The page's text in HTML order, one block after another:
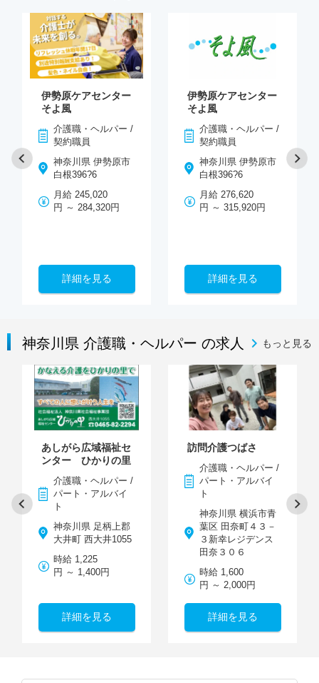
伊勢原ケアセンター
そよ風
介護職・ヘルパー /
契約職員
神奈川県 伊勢原市
白根396?6
月給 245,020
円 ～ 284,320円
詳細を見る
伊勢原ケアセンター
そよ風
介護職・ヘルパー /
契約職員
神奈川県 伊勢原市
白根396?6
月給 276,620
円 ～ 315,920円
詳細を見る
神奈川県 介護職・ヘルパー の求人 もっと見る
あしがら広域福祉セ
ンター ひかりの里
介護職・ヘルパー /
パート・アルバイ
ト
神奈川県 足柄上郡
大井町 西大井1055
時給 1,225
円 ～ 1,400円
詳細を見る
訪問介護つばさ
介護職・ヘルパー /
パート・アルバイ
ト
神奈川県 横浜市青
葉区 田奈町４３－
３新幸レジデンス
田奈３０６
時給 1,600
円 ～ 2,000円
詳細を見る